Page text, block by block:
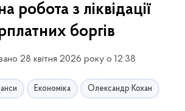
робота з ліквідації
боргів
28 квітня 2026 року о 12:38
Економіка Олександр Кохан